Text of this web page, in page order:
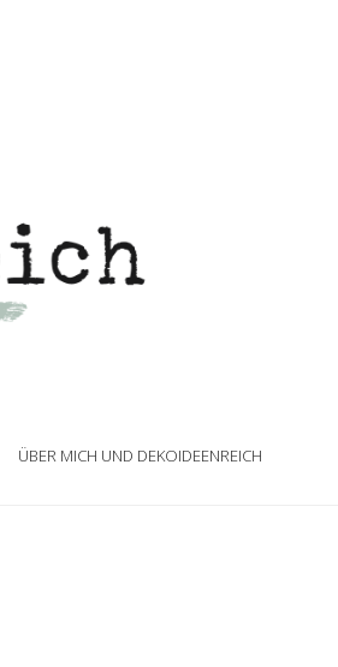
ÜBER MICH UND DEKOIDEENREICH